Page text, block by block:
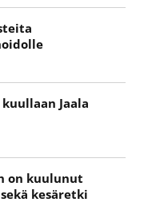
Jaala
on kuulunut
kesäretki